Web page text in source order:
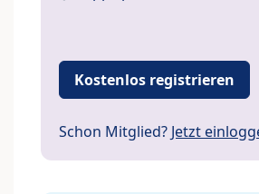
Kostenlos registrieren
Schon Mitglied? Jetzt